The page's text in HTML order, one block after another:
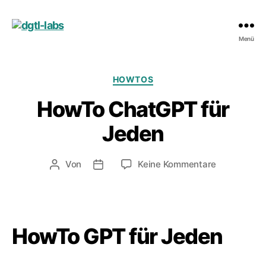
Menü
Kategorien
HOWTOS
HowTo ChatGPT für
Jeden
Beitragsautor
Von Veröffentlichungsdatum
Keine Kommentare
HowTo GPT für Jeden